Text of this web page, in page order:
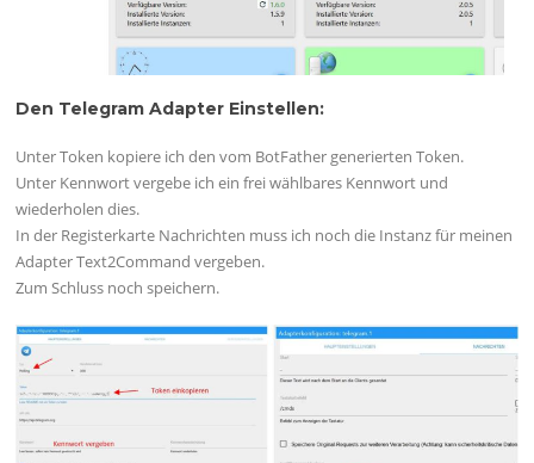
Den Telegram Adapter Einstellen:
Unter Token kopiere ich den vom BotFather generierten Token.
Unter Kennwort vergebe ich ein frei wählbares Kennwort und
wiederholen dies.
In der Registerkarte Nachrichten muss ich noch die Instanz für meinen
Adapter Text2Command vergeben.
Zum Schluss noch speichern.